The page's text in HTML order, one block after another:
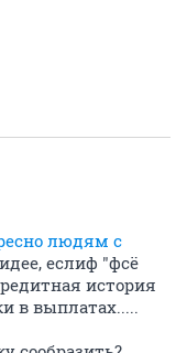
людям с
еслиф "фсё
история
в выплатах.....